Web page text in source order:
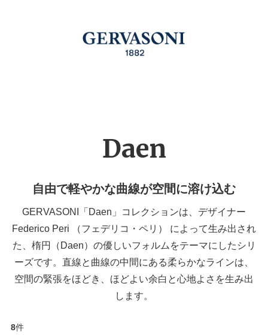
Daen
自由で軽やかな曲線が空間に溶け込む
GERVASONI「Daen」コレクションは、デザイナー
Federico Peri （フェデリコ・ペリ） によって生み出され
た、楕円（Daen）の優しいフォルムをテーマにしたシリ
ーズです。直線と曲線の中間にある柔らかなラインは、
空間の緊張をほどき、ほどよい余白と心地よさを生み出
します。
8件